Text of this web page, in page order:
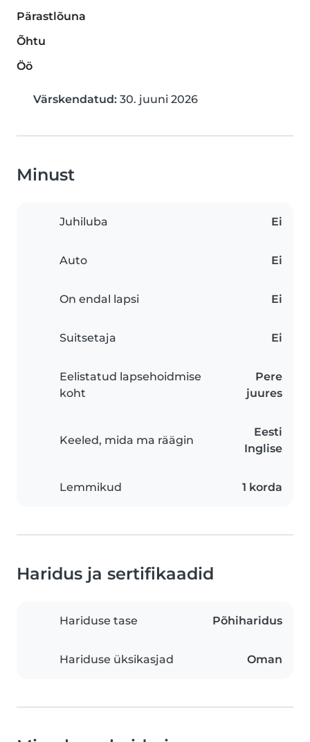
Pärastlõuna
Õhtu
Öö
Värskendatud: 30. juuni 2026
Minust
Juhiluba Ei
Auto Ei
On endal lapsi Ei
Suitsetaja Ei
Eelistatud lapsehoidmise
koht
Pere
juures
Keeled, mida ma räägin
Eesti
Inglise
Lemmikud 1 korda
Haridus ja sertifikaadid
Hariduse tase Põhiharidus
Hariduse üksikasjad Oman